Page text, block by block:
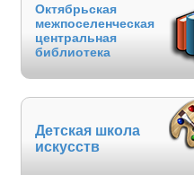
Октябрьская
межпоселенческая
центральная
библиотека
Детская школа
искусств